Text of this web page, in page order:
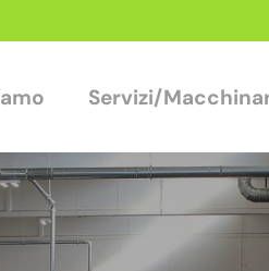
Servizi/